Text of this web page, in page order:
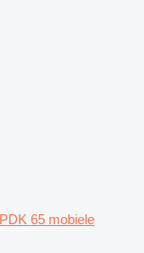
65 mobiele